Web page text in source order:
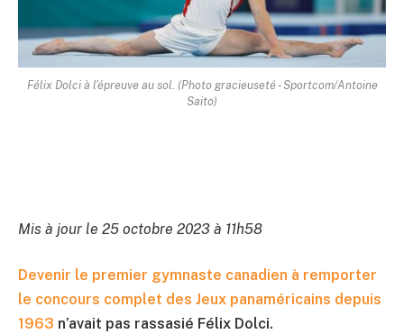
Félix Dolci à l'épreuve au sol. (Photo gracieuseté - Sportcom/Antoine
Saito)
Mis à jour le 25 octobre 2023 à 11h58
Devenir le premier gymnaste canadien à remporter
le concours complet des Jeux panaméricains depuis
1963 n’avait pas rassasié Félix Dolci.